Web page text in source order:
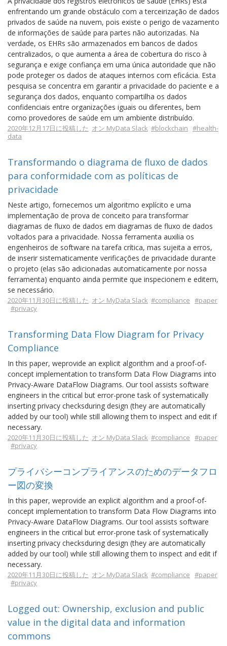
enfrentando um grande obstáculo com a terceirização de dados
privados de saúde na nuvem, pois existe o perigo de vazamento
de informações de saúde para partes não autorizadas. Na
verdade, os EHRs são armazenados em bancos de dados
centralizados, o que aumenta a área de cobertura do risco à
segurança e exige confiança em uma única autoridade que não
pode proteger os dados de ataques internos com eficácia. Esta
pesquisa se concentra em garantir a privacidade do paciente e a
segurança dos dados, enquanto compartilha os dados
confidenciais entre organizações iguais ou diferentes, bem
como provedores de saúde em um ambiente distribuído.
2020年12月17日に投稿した オン MyData Slack #blockchain #health-
data
Transformando o diagrama de fluxo de dados
para conformidade com as políticas de
privacidade
Neste artigo, fornecemos um algoritmo explícito e uma
implementação de prova de conceito para transformar
diagramas de fluxo de dados em diagramas de fluxo de dados
voltados para a privacidade. Nossa ferramenta auxilia os
engenheiros de software na tarefa crítica, mas sujeita a erros,
de inserir sistematicamente verificações de privacidade durante
o projeto (elas são adicionadas automaticamente por nossa
ferramenta) enquanto ainda permite que inspecionem e editem,
se necessário.
2020年11月30日に投稿した オン MyData Slack #compliance #paper
#privacy
Transforming Data Flow Diagram for Privacy
Compliance
In this paper, weprovide an explicit algorithm and a proof-of-
concept implementation to transform Data Flow Diagrams into
Privacy-Aware DataFlow Diagrams. Our tool assists software
engineers in the critical but error-prone task of systematically
inserting privacy checksduring design (they are automatically
added by our tool) while still allowing them to inspect and edit if
necessary.
2020年11月30日に投稿した オン MyData Slack #compliance #paper
#privacy
プライバシーコンプライアンスのためのデータフロ
ー図の変換
In this paper, weprovide an explicit algorithm and a proof-of-
concept implementation to transform Data Flow Diagrams into
Privacy-Aware DataFlow Diagrams. Our tool assists software
engineers in the critical but error-prone task of systematically
inserting privacy checksduring design (they are automatically
added by our tool) while still allowing them to inspect and edit if
necessary.
2020年11月30日に投稿した オン MyData Slack #compliance #paper
#privacy
Logged out: Ownership, exclusion and public
value in the digital data and information
commons